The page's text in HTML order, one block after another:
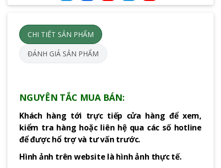
CHI TIẾT SẢN PHẨM
ĐÁNH GIÁ SẢN PHẨM
NGUYÊN TẮC MUA BÁN:
Khách hàng tới trực tiếp cửa hàng để xem,
kiểm tra hàng hoặc liên hệ qua các số hotline
để được hổ trợ và tư vấn trước.
Hình ảnh trên website là hình ảnh thực tế.